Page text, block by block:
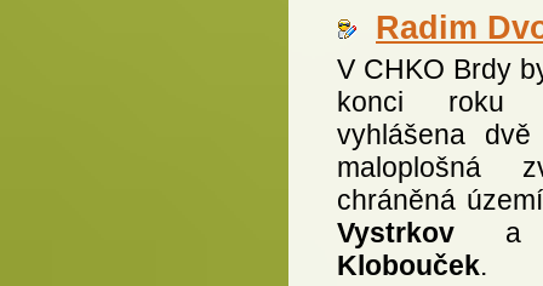
Radim
V CHKO Brdy
konci roku
vyhlášena dvě
maloplošná
chráněná
Vystrkov
Klobouček.